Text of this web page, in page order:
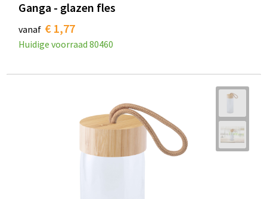
Ganga - glazen fles
vanaf € 1,77
Huidige voorraad 80460